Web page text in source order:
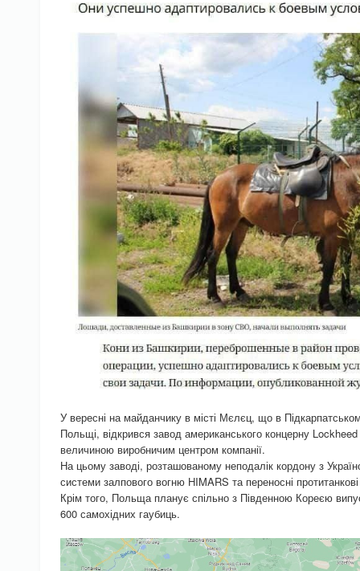
У вересні на майданчику в місті Мєлєц, що в
Польщі, відкрився завод американського концерну
величиною виробничим центром компанії.
На цьому заводі, розташованому неподалік кордону з
системи залпового вогню HIMARS та переносні
Крім того, Польща планує спільно з Південною Кореєю
600 самохідних гаубиць.